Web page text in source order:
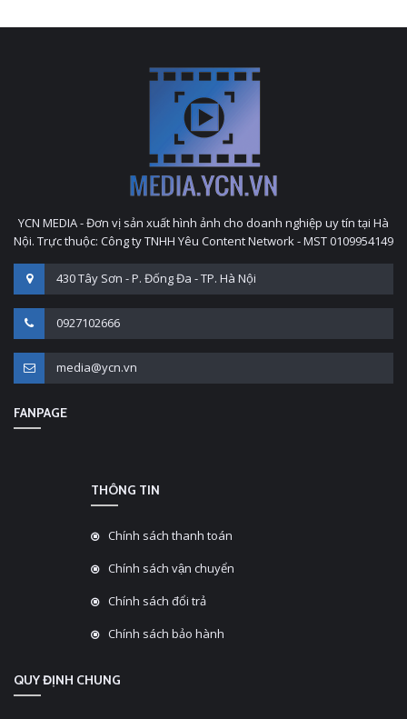
YCN MEDIA - Đơn vị sản xuất hình ảnh cho doanh nghiệp uy tín tại Hà
Nội. Trực thuộc: Công ty TNHH Yêu Content Network - MST 0109954149
430 Tây Sơn - P. Đống Đa - TP. Hà Nội
0927102666
media@ycn.vn
FANPAGE
THÔNG TIN
Chính sách thanh toán
Chính sách vận chuyển
Chính sách đổi trả
Chính sách bảo hành
QUY ĐỊNH CHUNG